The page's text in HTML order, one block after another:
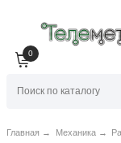
0
Главная → Механика →